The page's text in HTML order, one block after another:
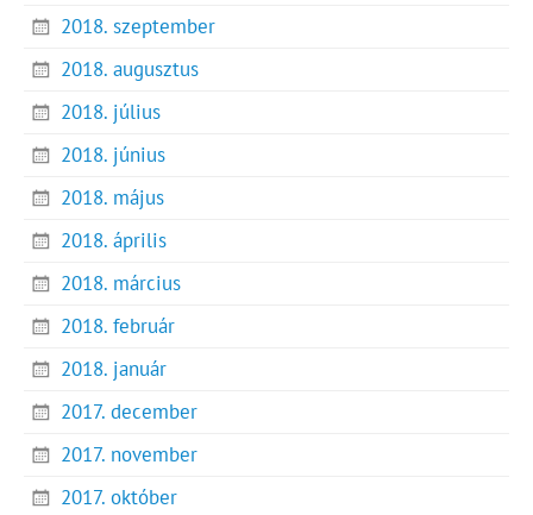
2018. szeptember
2018. augusztus
2018. július
2018. június
2018. május
2018. április
2018. március
2018. február
2018. január
2017. december
2017. november
2017. október